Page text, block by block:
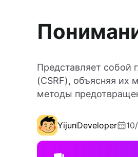
Представляет собой
(CSRF), объясняя их
методы
YijunDeveloper